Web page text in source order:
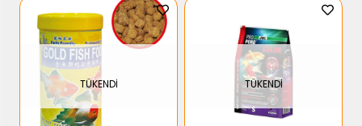
TÜKENDI TÜKENDI